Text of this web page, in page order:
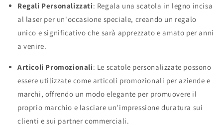
Regali Personalizzati: Regala una scatola in legno incisa
al laser per un'occasione speciale, creando un regalo
unico e significativo che sarà apprezzato e amato per anni
a venire.
Articoli Promozionali: Le scatole personalizzate possono
essere utilizzate come articoli promozionali per aziende e
marchi, offrendo un modo elegante per promuovere il
proprio marchio e lasciare un'impressione duratura sui
clienti e sui partner commerciali.